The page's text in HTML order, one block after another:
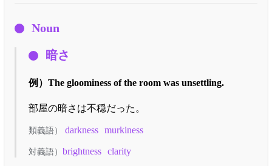
Noun
暗さ
例） The gloominess of the room was unsettling.
部屋の暗さは不穏だった。
類義語） darkness murkiness
対義語） brightness clarity